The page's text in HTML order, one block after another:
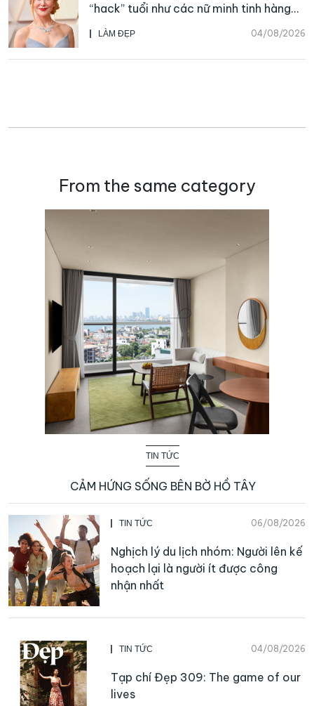
LÀM ĐẸP 04/08/2026
“hack” tuổi như các nữ minh tinh hàng
đầu
From the same category
TIN TỨC
CẢM HỨNG SỐNG BÊN BỜ HỒ TÂY
TIN TỨC 06/08/2026
Nghịch lý du lịch nhóm: Người lên kế
hoạch lại là người ít được công
nhận nhất
TIN TỨC 04/08/2026
Tạp chí Đẹp 309: The game of our
lives